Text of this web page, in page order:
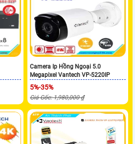
Camera Ip Hồng Ngoại 5.0
Megapixel Vantech VP-5220IP
5%-35%
Giá Gốc: 1,980,000 ₫